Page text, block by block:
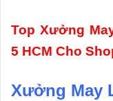
Top Xưởng
5 HCM Cho
Xưởng May